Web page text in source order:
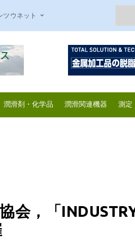
ツウネット
潤滑剤・化学品 潤滑関連機器 測定
会，「